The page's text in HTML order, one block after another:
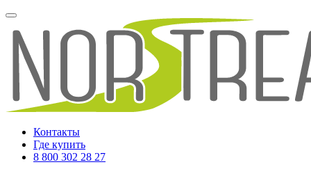
Контакты
Где купить
8 800 302 28 27